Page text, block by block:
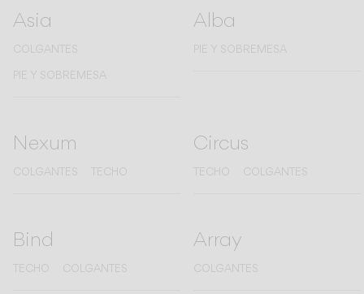
Descargas
Área Profesional
Asia
COLGANTES
PIE Y SOBREMESA
Alba
PIE Y SOBREMESA
Nexum
COLGANTES TECHO
Circus
TECHO COLGANTES
Bind
TECHO COLGANTES
Array
COLGANTES